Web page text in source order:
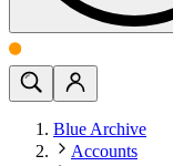
Blue Archive
Accounts